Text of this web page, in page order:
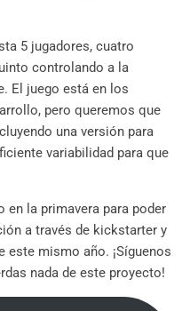
5 jugadores, cuatro
controlando a la
El juego está en los
pero queremos que
una versión para
variabilidad para que
la primavera para poder
a través de kickstarter y
este mismo año. ¡Síguenos
nada de este proyecto!